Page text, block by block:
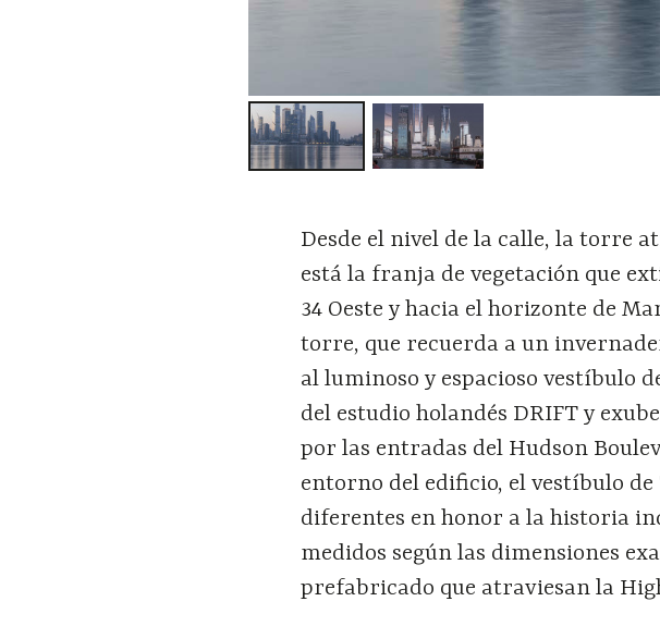
Desde el nivel de la calle, la torre
está la franja de vegetación que
34 Oeste y hacia el horizonte de
torre, que recuerda a un
al luminoso y espacioso vestíbulo
del estudio holandés DRIFT y
por las entradas del Hudson
entorno del edificio, el vestíbulo
diferentes en honor a la historia
medidos según las dimensiones
prefabricado que atraviesan la